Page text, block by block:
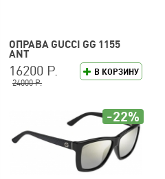
ОПРАВА GUCCI GG 1155
ANT
В КОРЗИНУ
16200 Р.
24000 Р.
-22%